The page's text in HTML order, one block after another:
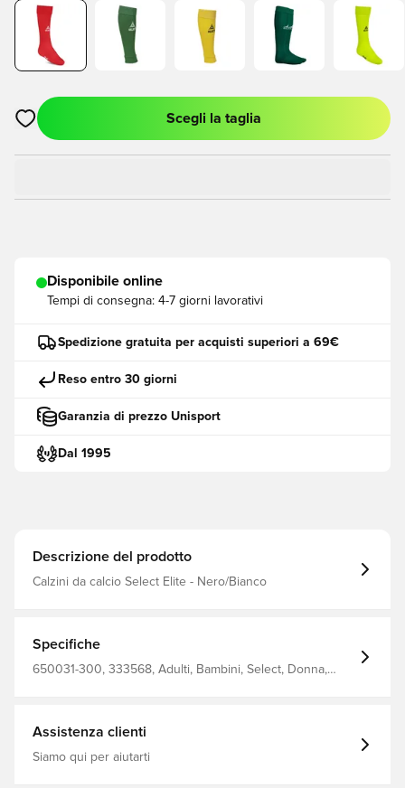
Apre una finestra modale per accedere o registrarsi come
Scegli la taglia
Disponibile online
Tempi di consegna: 4-7 giorni lavorativi
Spedizione gratuita per acquisti superiori a 69€
Reso entro 30 giorni
Garanzia di prezzo Unisport
Dal 1995
Descrizione del prodotto
Calzini da calcio Select Elite - Nero/Bianco
Specifiche
650031-300, 333568, Adulti, Bambini, Select, Donna,
Assistenza clienti
Siamo qui per aiutarti